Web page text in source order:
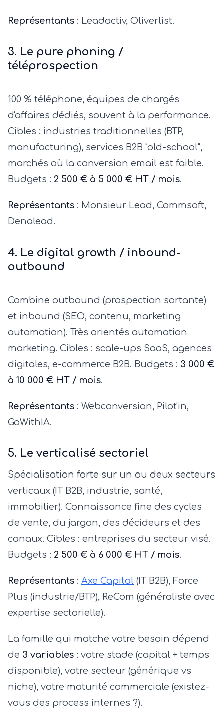
Représentants : Leadactiv, Oliverlist.
3. Le pure phoning /
téléprospection
100 % téléphone, équipes de chargés
d'affaires dédiés, souvent à la performance.
Cibles : industries traditionnelles (BTP,
manufacturing), services B2B "old-school",
marchés où la conversion email est faible.
Budgets : 2 500 € à 5 000 € HT / mois.
Représentants : Monsieur Lead, Commsoft,
Denalead.
4. Le digital growth / inbound-
outbound
Combine outbound (prospection sortante)
et inbound (SEO, contenu, marketing
automation). Très orientés automation
marketing. Cibles : scale-ups SaaS, agences
digitales, e-commerce B2B. Budgets : 3 000 €
à 10 000 € HT / mois.
Représentants : Webconversion, Pilot'in,
GoWithIA.
5. Le verticalisé sectoriel
Spécialisation forte sur un ou deux secteurs
verticaux (IT B2B, industrie, santé,
immobilier). Connaissance fine des cycles
de vente, du jargon, des décideurs et des
canaux. Cibles : entreprises du secteur visé.
Budgets : 2 500 € à 6 000 € HT / mois.
Représentants : Axe Capital (IT B2B), Force
Plus (industrie/BTP), ReCom (généraliste avec
expertise sectorielle).
La famille qui matche votre besoin dépend
de 3 variables : votre stade (capital + temps
disponible), votre secteur (générique vs
niche), votre maturité commerciale (existez-
vous des process internes ?).